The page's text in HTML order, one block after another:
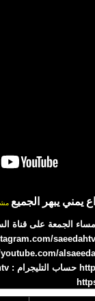
يمني يبهر الجميع
يبث في الثامنة والنصف من